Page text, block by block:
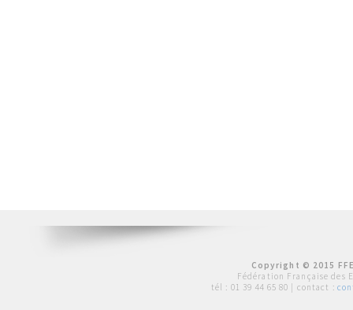
Copyright © 2015
Fédération Française des
tél : 01 39 44 65 80 | contact :